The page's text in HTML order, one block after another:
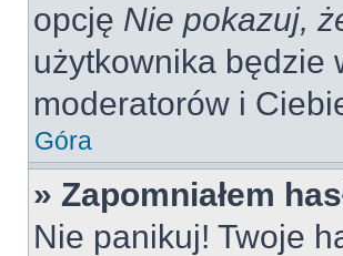
opcję Nie pokazuj,
użytkownika będzie
moderatorów i
Góra
» Zapomniałem
Nie panikuj! Twoje